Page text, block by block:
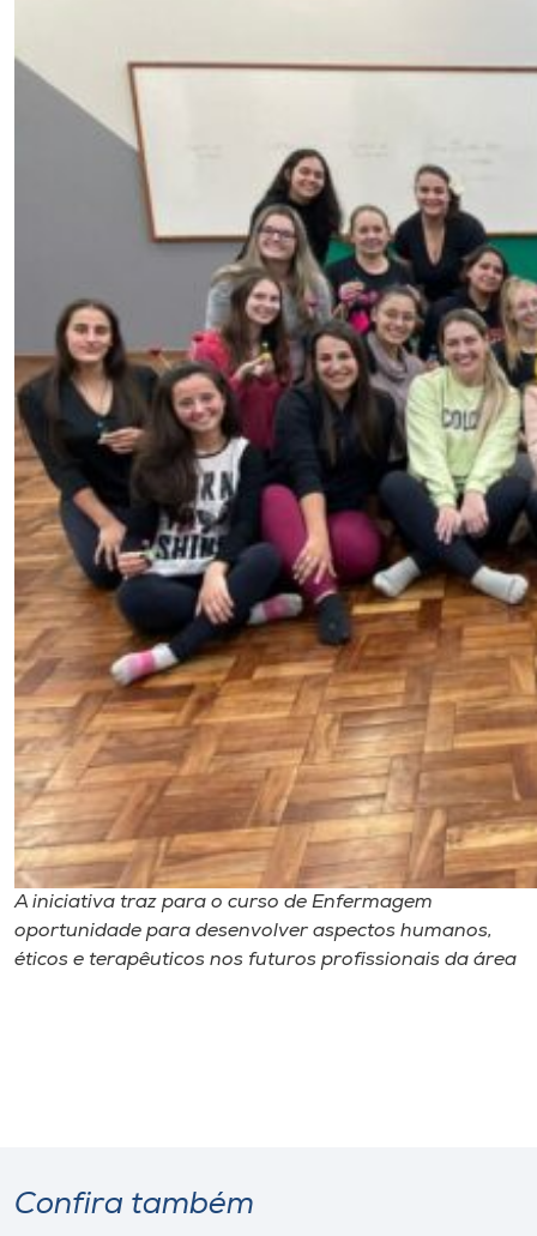
A iniciativa traz para o curso de Enfermagem
oportunidade para desenvolver aspectos humanos,
éticos e terapêuticos nos futuros profissionais da área
Confira também